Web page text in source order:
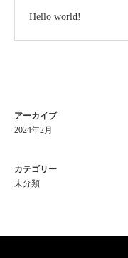
Hello world!
アーカイブ
2024年2月
カテゴリー
未分類